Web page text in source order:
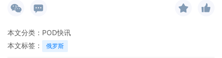
本文分类： POD快讯
本文标签：
俄罗斯